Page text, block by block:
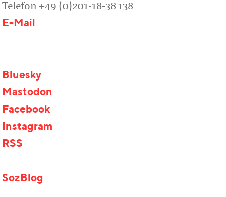
Telefon +49 (0)201-18-38 138
E-Mail
Bluesky
Mastodon
Facebook
Instagram
RSS
SozBlog